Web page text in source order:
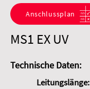
Anschlussplan
MS1 EX UV
Technische Daten:
Leitungslänge: